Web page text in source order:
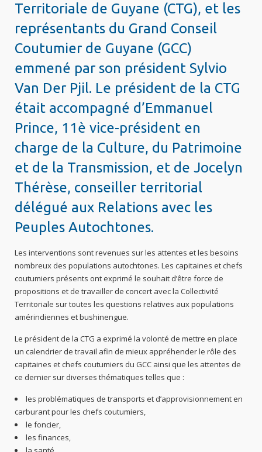
Territoriale de Guyane (CTG), et les
représentants du Grand Conseil
Coutumier de Guyane (GCC)
emmené par son président Sylvio
Van Der Pjil. Le président de la CTG
était accompagné d’Emmanuel
Prince, 11è vice-président en
charge de la Culture, du Patrimoine
et de la Transmission, et de Jocelyn
Thérèse, conseiller territorial
délégué aux Relations avec les
Peuples Autochtones.
Les interventions sont revenues sur les attentes et les besoins
nombreux des populations autochtones. Les capitaines et chefs
coutumiers présents ont exprimé le souhait d’être force de
propositions et de travailler de concert avec la Collectivité
Territoriale sur toutes les questions relatives aux populations
amérindiennes et bushinengue.
Le président de la CTG a exprimé la volonté de mettre en place
un calendrier de travail afin de mieux appréhender le rôle des
capitaines et chefs coutumiers du GCC ainsi que les attentes de
ce dernier sur diverses thématiques telles que :
les problématiques de transports et d’approvisionnement en
carburant pour les chefs coutumiers,
le foncier,
les finances,